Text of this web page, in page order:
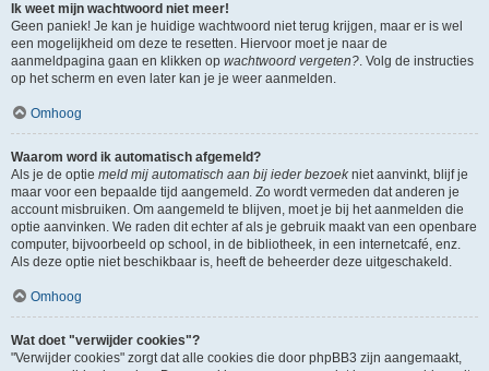
Ik weet mijn wachtwoord niet meer!
Geen paniek! Je kan je huidige wachtwoord niet terug krijgen, maar er is wel
een mogelijkheid om deze te resetten. Hiervoor moet je naar de
aanmeldpagina gaan en klikken op wachtwoord vergeten?. Volg de instructies
op het scherm en even later kan je je weer aanmelden.
Omhoog
Waarom word ik automatisch afgemeld?
Als je de optie meld mij automatisch aan bij ieder bezoekniet aanvinkt, blijf je
maar voor een bepaalde tijd aangemeld. Zo wordt vermeden dat anderen je
account misbruiken. Om aangemeld te blijven, moet je bij het aanmelden die
optie aanvinken. We raden dit echter af als je gebruik maakt van een openbare
computer, bijvoorbeeld op school, in de bibliotheek, in een internetcafé, enz.
Als deze optie niet beschikbaar is, heeft de beheerder deze uitgeschakeld.
Omhoog
Wat doet "verwijder cookies"?
"Verwijder cookies" zorgt dat alle cookies die door phpBB3 zijn aangemaakt,